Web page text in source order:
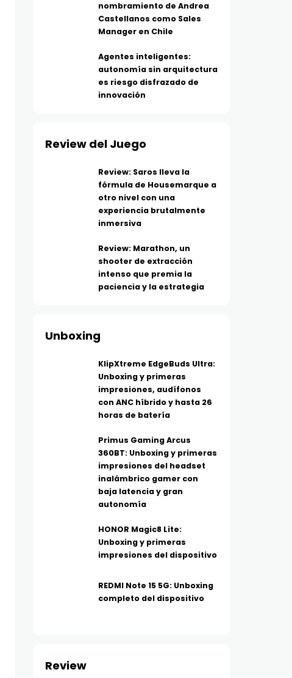
nombramiento de Andrea
Castellanos como Sales
Manager en Chile
Agentes inteligentes:
autonomía sin arquitectura
es riesgo disfrazado de
innovación
Review del Juego
Review: Saros lleva la
fórmula de Housemarque a
otro nivel con una
experiencia brutalmente
inmersiva
Review: Marathon, un
shooter de extracción
intenso que premia la
paciencia y la estrategia
Unboxing
KlipXtreme EdgeBuds Ultra:
Unboxing y primeras
impresiones, audífonos
con ANC híbrido y hasta 26
horas de batería
Primus Gaming Arcus
360BT: Unboxing y primeras
impresiones del headset
inalámbrico gamer con
baja latencia y gran
autonomía
HONOR Magic8 Lite:
Unboxing y primeras
impresiones del dispositivo
REDMI Note 15 5G: Unboxing
completo del dispositivo
Review